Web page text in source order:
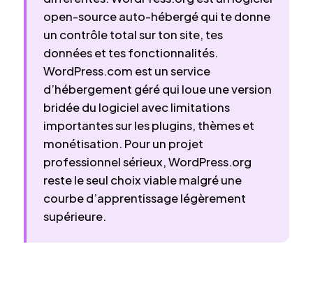
open-source auto-hébergé qui te donne
un contrôle total sur ton site, tes
données et tes fonctionnalités.
WordPress.com est un service
d’hébergement géré qui loue une version
bridée du logiciel avec limitations
importantes sur les plugins, thèmes et
monétisation. Pour un projet
professionnel sérieux, WordPress.org
reste le seul choix viable malgré une
courbe d’apprentissage légèrement
supérieure.